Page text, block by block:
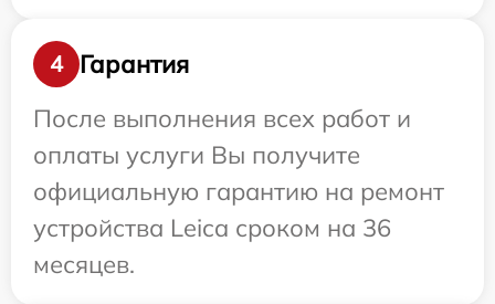
4
Гарантия
После выполнения всех работ и
оплаты услуги Вы получите
официальную гарантию на ремонт
устройства Leica сроком на 36
месяцев.